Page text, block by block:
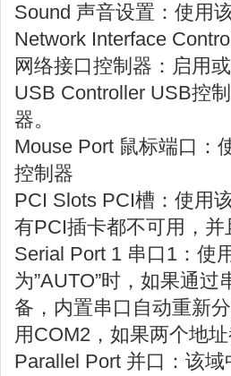
Sound 声音设置：使用
Network Interface
网络接口控制器：启用
USB Controller USB控
器。
Mouse Port 鼠标端口：
控制器
PCI Slots PCI槽：使用
有PCI插卡都不可用，
Serial Port 1 串口1：使
为”AUTO”时，如果通
备，内置串口自动重新
用COM2，如果两个地
Parallel Port 并口：该